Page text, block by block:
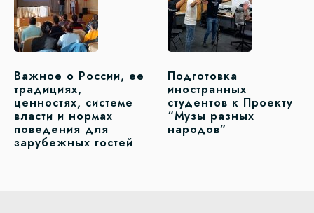
Важное о России, ее
традициях,
ценностях, системе
власти и нормах
поведения для
зарубежных гостей
Подготовка
иностранных
студентов к Проекту
“Музы разных
народов”